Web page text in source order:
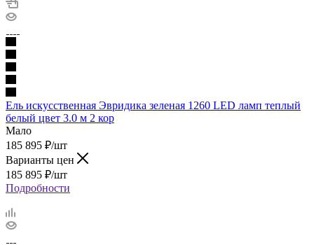
Ель искусственная Эвридика зеленая 1260 LED ламп теплый
белый цвет 3.0 м 2 кор
Мало
185 895 ₽/шт
Варианты цен
185 895 ₽/шт
Подробности